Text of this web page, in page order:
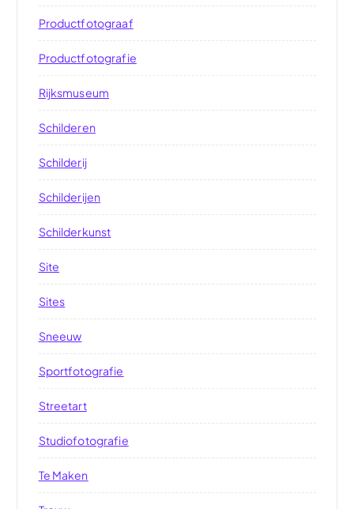
Productfotograaf
Productfotografie
Rijksmuseum
Schilderen
Schilderij
Schilderijen
Schilderkunst
Site
Sites
Sneeuw
Sportfotografie
Streetart
Studiofotografie
Te Maken